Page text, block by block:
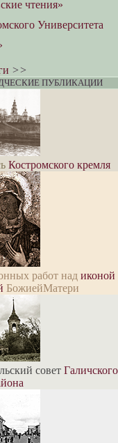
чтения»
Университета
>>
ПУБЛИКАЦИИ
Костромского кремля
работ над иконой
БожиейМатери
совет Галичского